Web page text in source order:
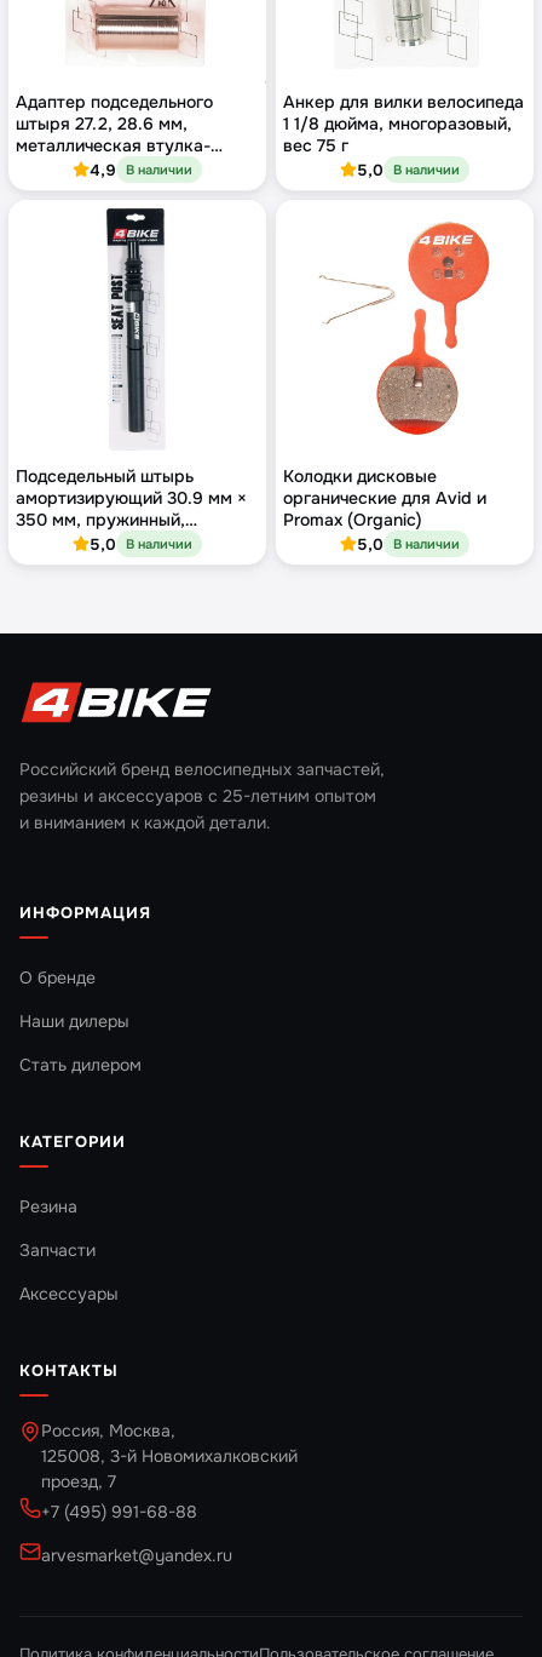
Адаптер подседельного
штыря 27.2, 28.6 мм,
металлическая втулка-
переходник, серебристый
4,9 В наличии
Анкер для вилки велосипеда
1 1/8 дюйма, многоразовый,
вес 75 г
5,0 В наличии
Подседельный штырь
амортизирующий 30.9 мм ×
350 мм, пружинный,
алюминий, чёрный
5,0 В наличии
Колодки дисковые
органические для Avid и
Promax (Organic)
5,0 В наличии
Российский бренд велосипедных запчастей,
резины и аксессуаров с 25-летним опытом
и вниманием к каждой детали.
ИНФОРМАЦИЯ
О бренде
Наши дилеры
Стать дилером
КАТЕГОРИИ
Резина
Запчасти
Аксессуары
КОНТАКТЫ
Россия, Москва,
125008, 3-й Новомихалковский
проезд, 7
+7 (495) 991-68-88
arvesmarket@yandex.ru